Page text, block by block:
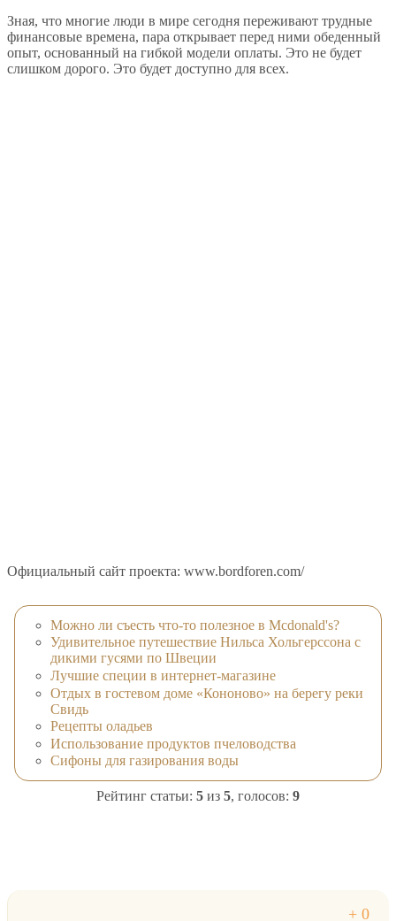
Зная, что многие люди в мире сегодня переживают трудные
финансовые времена, пара открывает перед ними обеденный
опыт, основанный на гибкой модели оплаты. Это не будет
слишком дорого. Это будет доступно для всех.
Официальный сайт проекта: www.bordforen.com/
Можно ли съесть что-то полезное в Mcdonald's?
Удивительное путешествие Нильса Хольгерссона с
дикими гусями по Швеции
Лучшие специи в интернет-магазине
Отдых в гостевом доме «Кононово» на берегу реки
Свидь
Рецепты оладьев
Использование продуктов пчеловодства
Сифоны для газирования воды
Рейтинг статьи: 5 из 5, голосов: 9